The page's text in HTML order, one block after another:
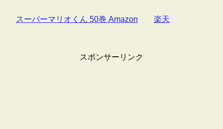
スーパーマリオくん 50巻 Amazon 楽天
スポンサーリンク